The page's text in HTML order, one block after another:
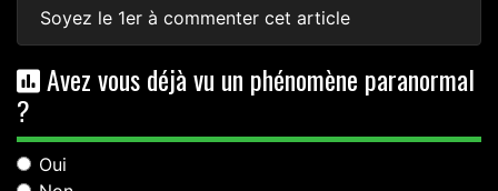
Soyez le 1er à commenter cet article
Avez vous déjà vu un phénomène paranormal
?
Oui